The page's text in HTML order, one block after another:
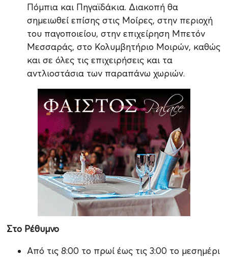
Πόμπια και Πηγαϊδάκια. Διακοπή θα
σημειωθεί επίσης στις Μοίρες, στην περιοχή
του παγοποιείου, στην επιχείρηση Μπετόν
Μεσσαράς, στο Κολυμβητήριο Μοιρών, καθώς
και σε όλες τις επιχειρήσεις και τα
αντλιοστάσια των παραπάνω χωριών.
Στο Ρέθυμνο
Από τις 8:00 το πρωί έως τις 3:00 το μεσημέρι